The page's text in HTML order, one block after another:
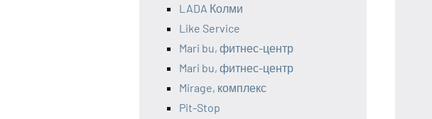
LADA Колми
Like Service
Mari bu, фитнес-центр
Mari bu, фитнес-центр
Mirage, комплекс
Pit-Stop